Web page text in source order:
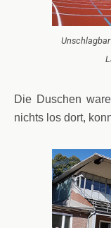
Die Duschen
nichts los dort,